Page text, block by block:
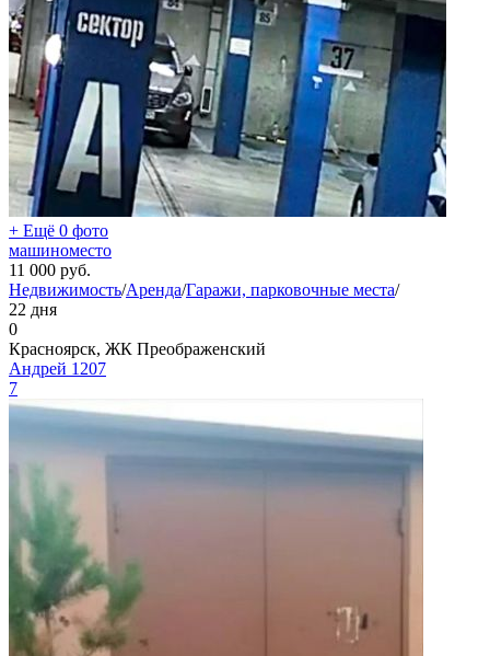
+ Ещё 0 фото
машиноместо
11 000 руб.
Недвижимость/Аренда/Гаражи, парковочные места/
22 дня
0
Красноярск, ЖК Преображенский
Андрей 1207
7